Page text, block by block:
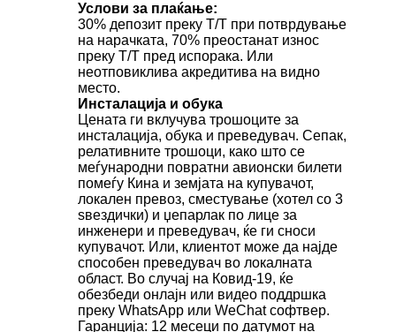
Услови за плаќање:
30% депозит преку T/T при потврдување
на нарачката, 70% преостанат износ
преку T/T пред испорака. Или
неотповиклива акредитива на видно
место.
Инсталација и обука
Цената ги вклучува трошоците за
инсталација, обука и преведувач. Сепак,
релативните трошоци, како што се
меѓународни повратни авионски билети
помеѓу Кина и земјата на купувачот,
локален превоз, сместување (хотел со 3
ѕвездички) и џепарлак по лице за
инженери и преведувач, ќе ги сноси
купувачот. Или, клиентот може да најде
способен преведувач во локалната
област. Во случај на Ковид-19, ќе
обезбеди онлајн или видео поддршка
преку WhatsApp или WeChat софтвер.
Гаранција: 12 месеци по датумот на